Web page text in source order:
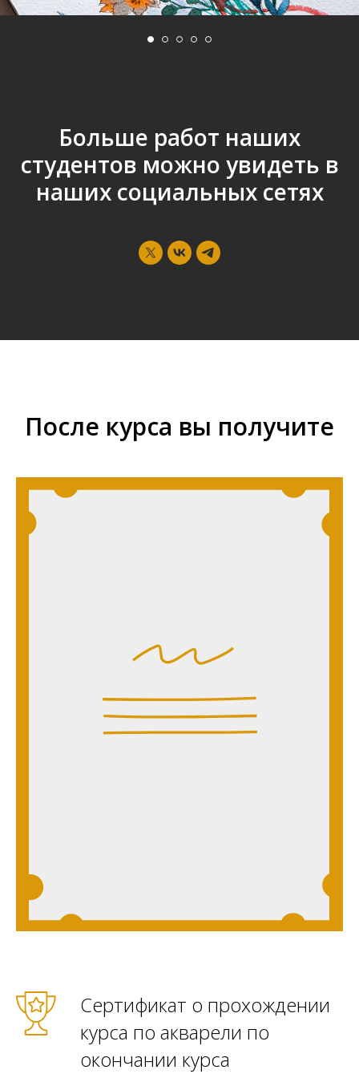
Больше работ наших
студентов можно увидеть в
наших социальных сетях
После курса вы получите
Сертификат о прохождении
курса по акварели по
окончании курса